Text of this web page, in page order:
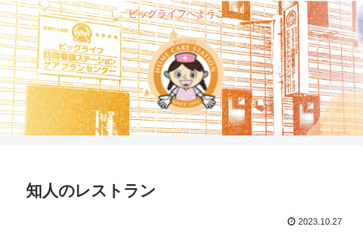
ビッグライフへようこそ
知人のレストラン
2023.10.27